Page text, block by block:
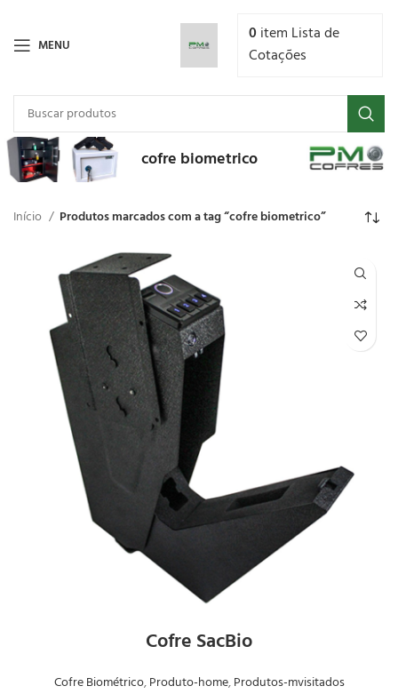
MENU 0 item Lista de
Cotações
cofre biometrico
Início Produtos marcados com a tag “cofre biometrico”
Cofre SacBio
Cofre Biométrico,Produto-home,Produtos-mvisitados